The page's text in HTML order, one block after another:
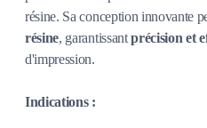
résine. Sa conception innovante
résine, garantissantprécision et
d'impression.
Indications :